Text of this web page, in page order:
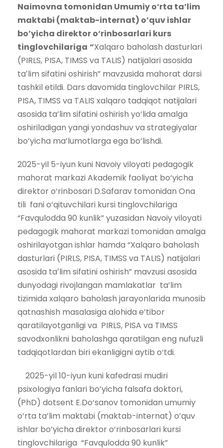
Naimovna tomonidan Umumiy o‘rta ta’lim
maktabi (maktab-internat) o’quv ishlar
bo’yicha direktor o‘rinbosarlari kurs
tinglovchilariga “Xalqaro baholash dasturlari
(PIRLS, PISA, TIMSS va TALIS) natijalari asosida
taʼlim sifatini oshirish” mavzusida mahorat darsi
tashkil etildi. Dars davomida tinglovchilar PIRLS,
PISA, TIMSS va TALIS xalqaro tadqiqot natijalari
asosida ta’lim sifatini oshirish yo‘lida amalga
oshiriladigan yangi yondashuv va strategiyalar
bo’yicha ma’lumotlarga ega bo’lishdi.
2025-yil 5-iyun kuni Navoiy viloyati pedagogik
mahorat markazi Akademik faoliyat bo‘yicha
direktor o‘rinbosari D.Safarav tomonidan Ona
tili fani o‘qituvchilari kursi tinglovchilariga
“Favqulodda 90 kunlik” yuzasidan Navoiy viloyati
pedagogik mahorat markazi tomonidan amalga
oshirilayotgan ishlar hamda “Xalqaro baholash
dasturlari (PIRLS, PISA, TIMSS va TALIS) natijalari
asosida taʼlim sifatini oshirish” mavzusi asosida
dunyodagi rivojlangan mamlakatlar ta’lim
tizimida xalqaro baholash jarayonlarida munosib
qatnashish masalasiga alohida e’tibor
qaratilayotganligi va PIRLS, PISA va TIMSS
savodxonlikni baholashga qaratilgan eng nufuzli
tadqiqotlardan biri ekanligigni aytib o‘tdi.
2025-yil 10-iyun kuni kafedrasi mudiri
psixologiya fanlari bo’yicha falsafa doktori,
(PhD) dotsent E.Do‘sanov tomonidan umumiy
o‘rta ta’lim maktabi (maktab-internat) o’quv
ishlar bo’yicha direktor o‘rinbosarlari kursi
tinglovchilariga “Favqulodda 90 kunlik”